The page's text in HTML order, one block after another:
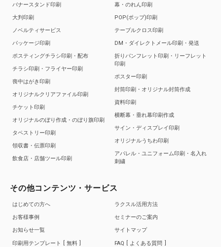
バナースタンド印刷
大判印刷
ノベルティサービス
パッケージ印刷
ポスティングチラシ印刷・配布
チラシ印刷・フライヤー印刷
喪中はがき印刷
オリジナルクリアファイル印刷
チケット印刷
オリジナルのぼり作成・のぼり旗印刷
タペストリー印刷
領収書・伝票印刷
飲食店・店舗ツール印刷
幕・のれん印刷
POP(ポップ)印刷
テーブルクロス印刷
DM・ダイレクトメール印刷・発送
折りパンフレット印刷・リーフレット
印刷
ポスター印刷
封筒印刷・オリジナル封筒作成
資料印刷
横断幕・垂れ幕印刷作成
サイン・ディスプレイ印刷
オリジナルうちわ印刷
アパレル・ユニフォーム印刷・名入れ
刺繍
その他コンテンツ・サービス
はじめての方へ
お客様事例
お知らせ一覧
印刷用テンプレート
無料
ラクスル活用方法
セミナーのご案内
サイトマップ
FAQ
よくある質問